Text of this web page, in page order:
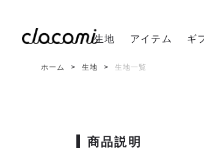
生地 アイテム ギ
ホーム 生地 生地一覧
商品説明